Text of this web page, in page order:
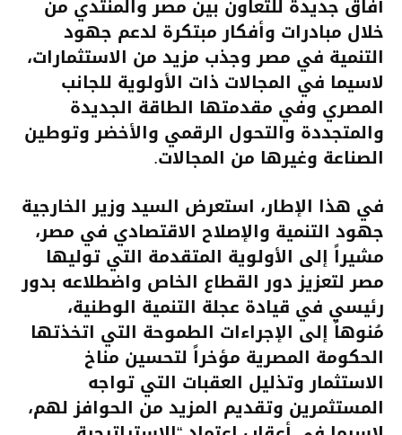
آفاق جديدة للتعاون بين مصر والمنتدي من
خلال مبادرات وأفكار مبتكرة لدعم جهود
التنمية في مصر وجذب مزيد من الاستثمارات،
لاسيما في المجالات ذات الأولوية للجانب
المصري وفي مقدمتها الطاقة الجديدة
والمتجددة والتحول الرقمي والأخضر وتوطين
الصناعة وغيرها من المجالات.
في هذا الإطار، استعرض السيد وزير الخارجية
جهود التنمية والإصلاح الاقتصادي في مصر،
مشيراً إلى الأولوية المتقدمة التي توليها
مصر لتعزيز دور القطاع الخاص واضطلاعه بدور
رئيسي في قيادة عجلة التنمية الوطنية،
مُنوهاً إلى الإجراءات الطموحة التي اتخذتها
الحكومة المصرية مؤخراً لتحسين مناخ
الاستثمار وتذليل العقبات التي تواجه
المستثمرين وتقديم المزيد من الحوافز لهم،